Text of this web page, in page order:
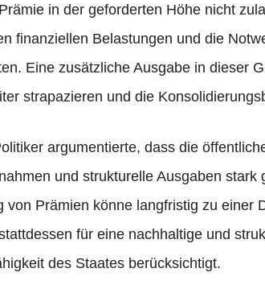
in der geforderten Höhe nicht
finanziellen Belastungen und die
Eine zusätzliche Ausgabe in dieser
strapazieren und die
argumentierte, dass die
und strukturelle Ausgaben
von Prämien könne langfristig zu einer
für eine nachhaltige und
des Staates berücksichtigt.